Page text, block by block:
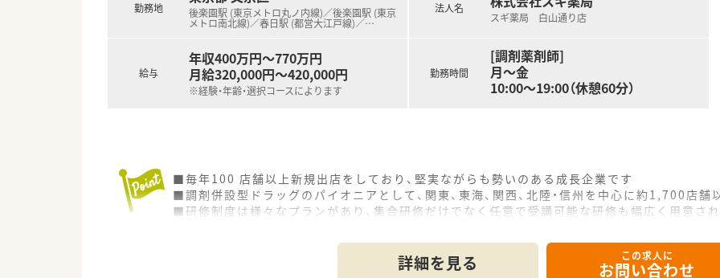
勤務地 後楽園駅 (東京メトロ丸ノ内線)／後楽園駅 (東京
メトロ南北線)／春日駅 (都営大江戸線)／…
給与
年収400万円～770万円
月給320,000円～420,000円
※経験・年齢・選択コースによります
法人名
スギ薬局 白山通り店
勤務時間
[調剤薬剤師]
月～金
10:00～19:00（休憩60分）
■毎年100 店舗以上新規出店をしており、堅実ながらも勢いのある成長企業です
■調剤併設型ドラッグのパイオニアとして、関東、東海、関西、北陸・信州を中心に約1,700店
■研修制度は様々なプランがあり、集合研修だけでなく任意で受講可能な研修も幅広く用意さ
■総合薬剤師・調剤薬剤師（土日休み・19時までの勤務）どちらかの働き方を選択できます
■調剤併設型だけでなく「医療モール・クリニック併設店舗」「敷地内薬局」「訪問調剤特化型
詳細を見る この求人に
お問い合わせ